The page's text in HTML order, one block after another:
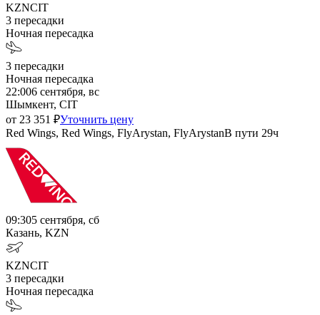
KZNCIT
3 пересадки
Ночная пересадка
3 пересадки
Ночная пересадка
22:006 сентября, вс
Шымкент, CIT
от 23 351 ₽Уточнить цену
Red Wings, Red Wings, FlyArystan, FlyArystanВ пути 29ч
09:305 сентября, сб
Казань, KZN
KZNCIT
3 пересадки
Ночная пересадка